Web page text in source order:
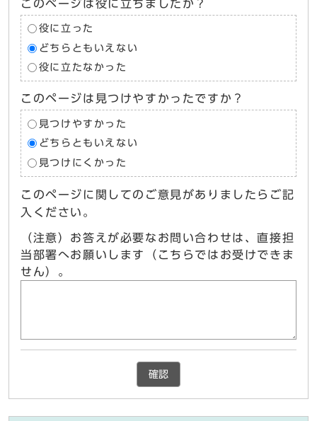
このページは役に立ちましたか？
役に立った
どちらともいえない
役に立たなかった
このページは見つけやすかったですか？
見つけやすかった
どちらともいえない
見つけにくかった
このページに関してのご意見がありましたらご記
入ください。
（注意）お答えが必要なお問い合わせは、直接担
当部署へお願いします（こちらではお受けできま
せん）。
確認